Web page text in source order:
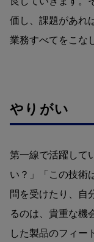
価し、課題があれ
業務すべてをこな
やりがい
第一線で活躍して
い？」「この技術
問を受けたり、自
るのは、貴重な機
した製品のフィー